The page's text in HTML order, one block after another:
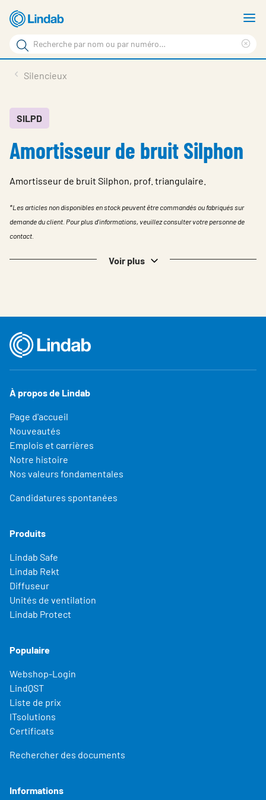
Aller
au
contenu
principal
Rechercher
Rechercher
sur
site
En vedette
À propos de Lindab
Identification
Silencieux
SILPD
Amortisseur de bruit Silphon
Amortisseur de bruit Silphon, prof. triangulaire.
*Les articles non disponibles en stock peuvent être commandés ou fabriqués sur
demande du client. Pour plus d'informations, veuillez consulter votre personne de
contact.
Voir plus
À propos de Lindab
Page d'accueil
Nouveautés
Emplois et carrières
Notre histoire
Nos valeurs fondamentales
Candidatures spontanées
Produits
Lindab Safe
Lindab Rekt
Diffuseur
Unités de ventilation
Lindab Protect
Populaire
Webshop-Login
LindQST
Liste de prix
ITsolutions
Certificats
Rechercher des documents
Informations